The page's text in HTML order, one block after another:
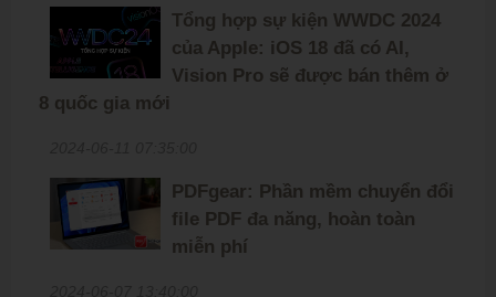
Tổng hợp sự kiện WWDC 2024
của Apple: iOS 18 đã có AI,
Vision Pro sẽ được bán thêm ở
8 quốc gia mới
PDFgear: Phần mềm chuyển đổi
file PDF đa năng, hoàn toàn
miễn phí